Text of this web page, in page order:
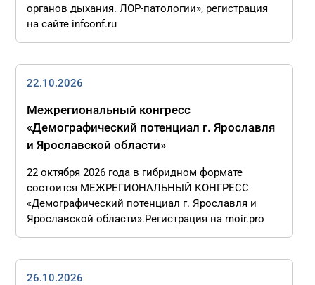
органов дыхания. ЛОР-патологии», регистрация
на сайте infconf.ru
22.10.2026
Межрегиональный конгресс
«Демографический потенциал г. Ярославля
и Ярославской области»
22 октября 2026 года в гибридном формате
состоится МЕЖРЕГИОНАЛЬНЫЙ КОНГРЕСС
«Демографический потенциал г. Ярославля и
Ярославской области».Регистрация на moir.pro
26.10.2026